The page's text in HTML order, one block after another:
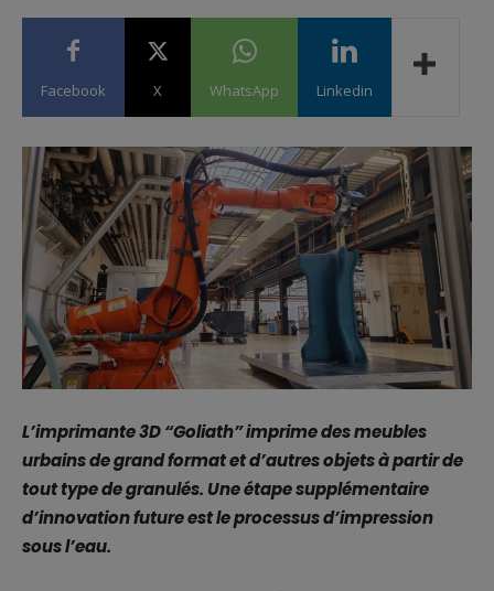
Facebook X WhatsApp Linkedin
L’imprimante 3D “Goliath” imprime des meubles
urbains de grand format et d’autres objets à partir de
tout type de granulés. Une étape supplémentaire
d’innovation future est le processus d’impression
sous l’eau.